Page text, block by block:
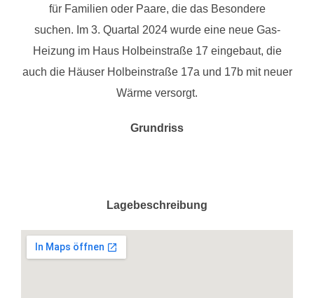
für Familien oder Paare, die das Besondere
suchen. Im 3. Quartal 2024 wurde eine neue Gas-
Heizung im Haus Holbeinstraße 17 eingebaut, die
auch die Häuser Holbeinstraße 17a und 17b mit neuer
Wärme versorgt.
Grundriss
Lagebeschreibung